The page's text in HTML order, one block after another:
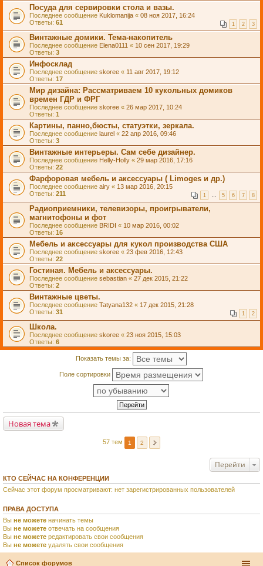
Посуда для сервировки стола и вазы.
Последнее сообщение Kuklomanija « 08 ноя 2017, 16:24
Ответы: 61 1 2 3
Винтажные домики. Тема-накопитель
Последнее сообщение Elena0111 « 10 сен 2017, 19:29
Ответы: 3
Инфосклад
Последнее сообщение skoree « 11 авг 2017, 19:12
Ответы: 17
Мир дизайна: Рассматриваем 10 кукольных домиков
времен ГДР и ФРГ
Последнее сообщение skoree « 26 мар 2017, 10:24
Ответы: 1
Картины, панно,бюсты, статуэтки, зеркала.
Последнее сообщение laurel « 22 апр 2016, 09:46
Ответы: 3
Винтажные интерьеры. Сам себе дизайнер.
Последнее сообщение Helly-Holly « 29 мар 2016, 17:16
Ответы: 22
Фарфоровая мебель и аксессуары ( Limoges и др.)
Последнее сообщение airy « 13 мар 2016, 20:15
Ответы: 211 1 … 5 6 7 8
Радиоприемники, телевизоры, проигрыватели,
магнитофоны и фот
Последнее сообщение BRIDI « 10 мар 2016, 00:02
Ответы: 16
Мебель и аксессуары для кукол производства США
Последнее сообщение skoree « 23 фев 2016, 12:43
Ответы: 22
Гостиная. Мебель и аксессуары.
Последнее сообщение sebastian « 27 дек 2015, 21:22
Ответы: 2
Винтажные цветы.
Последнее сообщение Tatyana132 « 17 дек 2015, 21:28
Ответы: 31 1 2
Школа.
Последнее сообщение skoree « 23 ноя 2015, 15:03
Ответы: 6
Показать темы за:
Поле сортировки
Новая тема
57 тем 1 2
Перейти
КТО СЕЙЧАС НА КОНФЕРЕНЦИИ
Сейчас этот форум просматривают: нет зарегистрированных пользователей
ПРАВА ДОСТУПА
Вы не можете начинать темы
Вы не можете отвечать на сообщения
Вы не можете редактировать свои сообщения
Вы не можете удалять свои сообщения
Список форумов